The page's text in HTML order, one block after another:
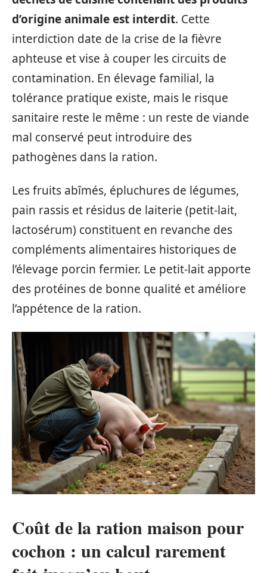
d’origine animale est interdit. Cette
interdiction date de la crise de la fièvre
aphteuse et vise à couper les circuits de
contamination. En élevage familial, la
tolérance pratique existe, mais le risque
sanitaire reste le même : un reste de viande
mal conservé peut introduire des
pathogènes dans la ration.
Les fruits abîmés, épluchures de légumes,
pain rassis et résidus de laiterie (petit-lait,
lactosérum) constituent en revanche des
compléments alimentaires historiques de
l’élevage porcin fermier. Le petit-lait apporte
des protéines de bonne qualité et améliore
l’appétence de la ration.
Coût de la ration maison pour
cochon : un calcul rarement